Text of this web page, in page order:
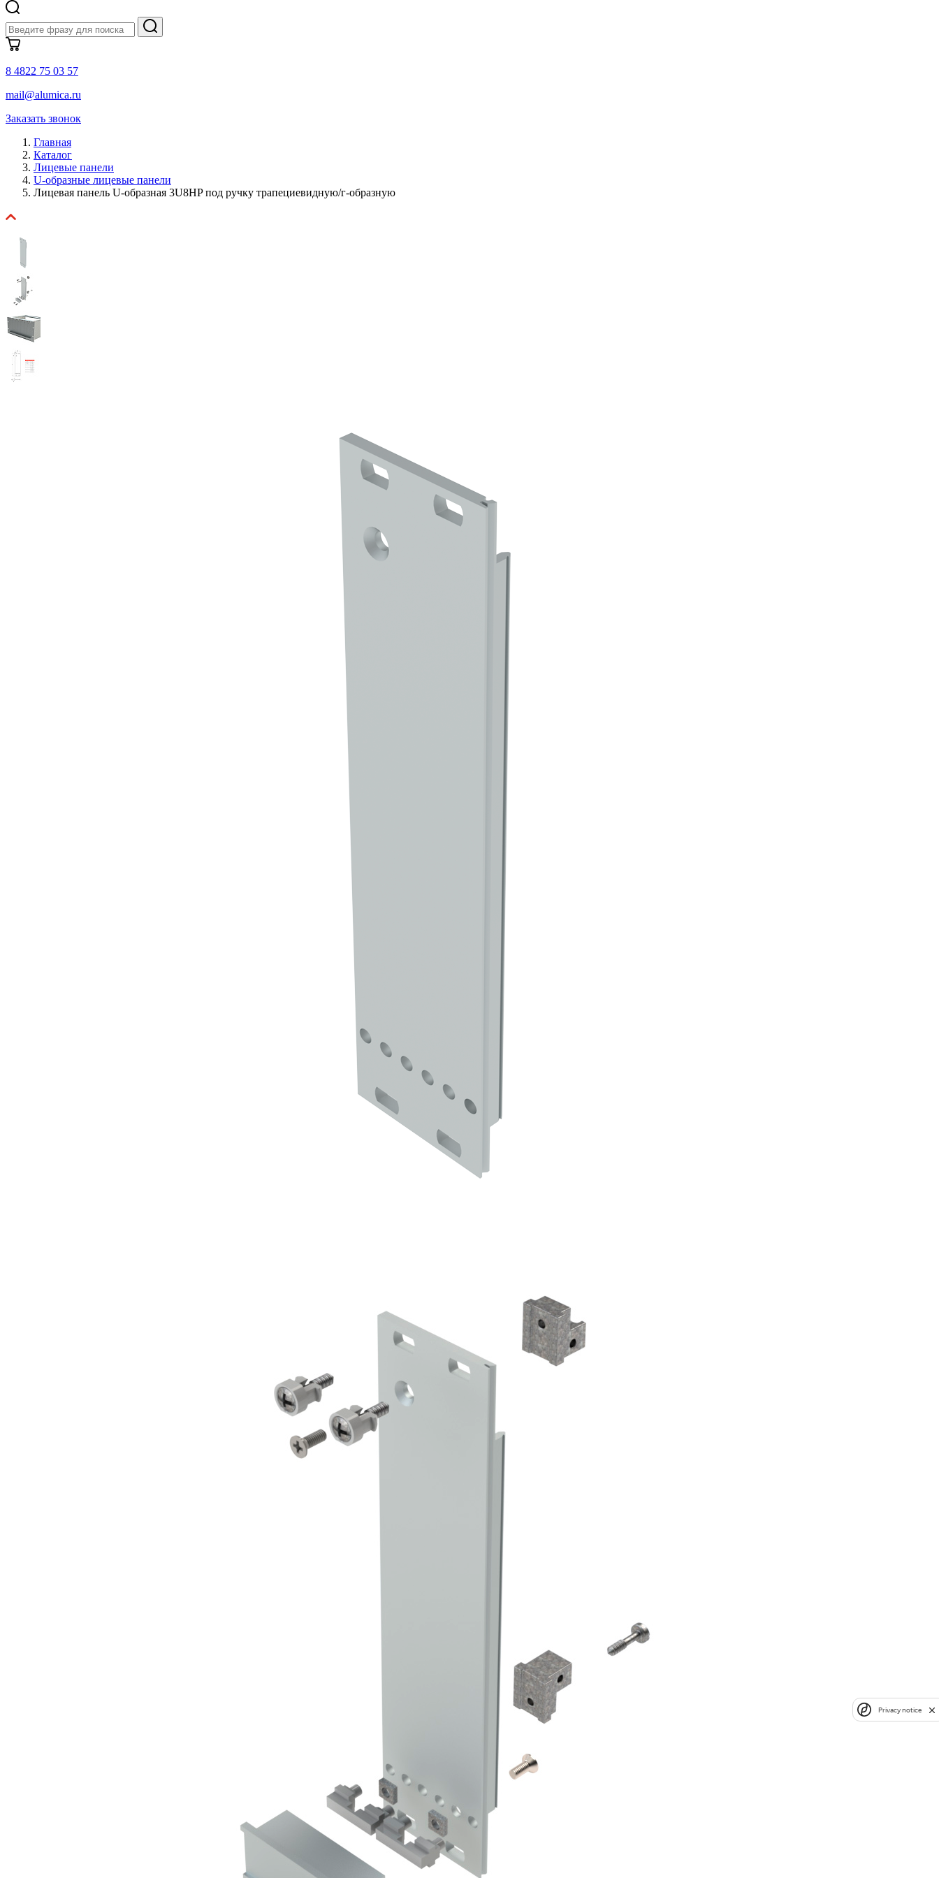
8 4822 75 03 57
mail@alumica.ru
Заказать звонок
Главная
Каталог
Лицевые панели
U-образные лицевые панели
Лицевая панель U-образная 3U8HP под ручку трапециевидную/г-образную
Privacy notice